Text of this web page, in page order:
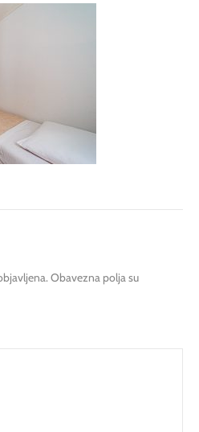
Obavezna polja su